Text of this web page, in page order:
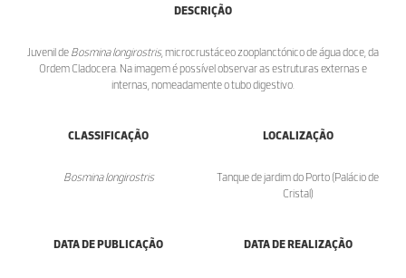
DESCRIÇÃO
Juvenil de Bosmina longirostris, microcrustáceo zooplanctónico de água doce, da
Ordem Cladocera. Na imagem é possível observar as estruturas externas e
internas, nomeadamente o tubo digestivo.
CLASSIFICAÇÃO
Bosmina longirostris
LOCALIZAÇÃO
Tanque de jardim do Porto (Palácio de
Cristal)
DATA DE PUBLICAÇÃO DATA DE REALIZAÇÃO